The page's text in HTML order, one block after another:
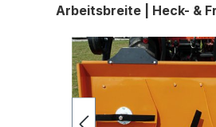
Arbeitsbreite | Heck- &
Bildergalerie überspringen